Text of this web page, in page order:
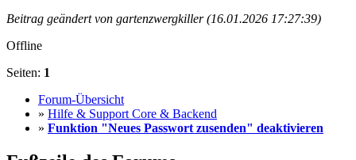
Beitrag geändert von gartenzwergkiller (16.01.2026 17:27:39)
Offline
Seiten: 1
Forum-Übersicht
» Hilfe & Support Core & Backend
» Funktion "Neues Passwort zusenden" deaktivieren